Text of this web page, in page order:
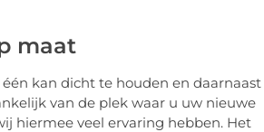
maat
kan dicht te houden en daarnaast
van de plek waar u uw nieuwe
hiermee veel ervaring hebben. Het